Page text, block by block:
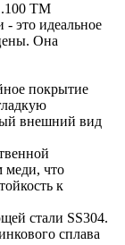
ТМ
это идеальное
Она
покрытие
внешний вид
меди, что
к
стали SS304.
сплава